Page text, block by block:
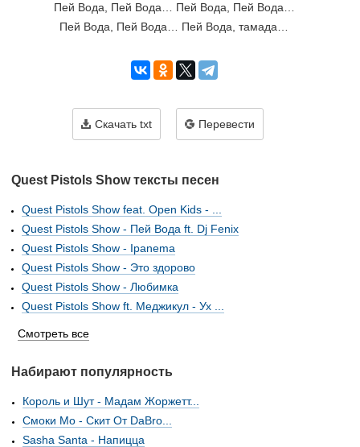
Пей Вода, Пей Вода… Пей Вода, Пей Вода…
Пей Вода, Пей Вода… Пей Вода, тамада…
Скачать txt Перевести
Quest Pistols Show тексты песен
Quest Pistols Show feat. Open Kids - ...
Quest Pistols Show - Пей Вода ft. Dj Fenix
Quest Pistols Show - Ipanema
Quest Pistols Show - Это здорово
Quest Pistols Show - Любимка
Quest Pistols Show ft. Меджикул - Ух ...
Смотреть все
Набирают популярность
Король и Шут - Мадам Жоржетт...
Смоки Мо - Скит От DaBro...
Sasha Santa - Напицца